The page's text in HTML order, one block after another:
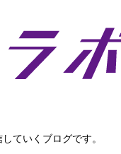
ていくブログです。